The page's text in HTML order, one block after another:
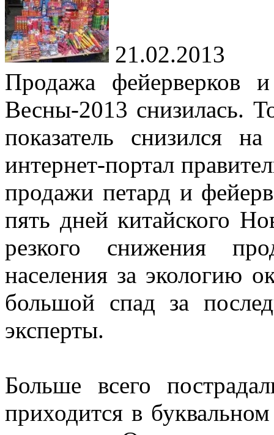
21.02.2013
Продажа фейерверков
Весны-2013 снизилась.
показатель снизился
интернет-портал
продажи петард и
пять дней китайского
резкого снижения
населения за экологию
большой спад за
эксперты.
Больше всего
приходится в